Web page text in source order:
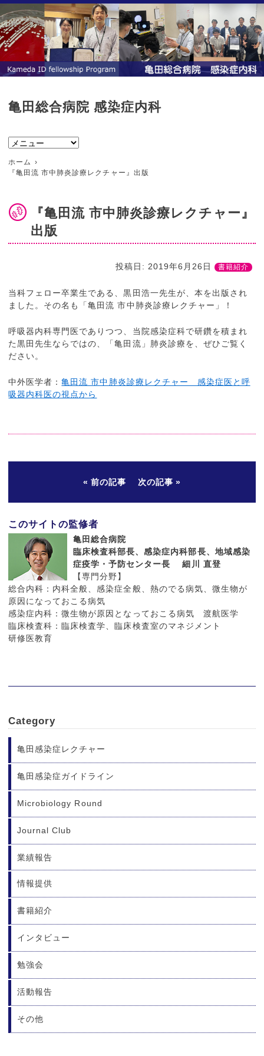
亀田総合病院 感染症内科
ホーム
『亀田流 市中肺炎診療レクチャー』出版
『亀田流 市中肺炎診療レクチャー』
出版
投稿日:2019年6月26日 書籍紹介
当科フェロー卒業生である、黒田浩一先生が、本を出版され
ました。その名も「亀田流 市中肺炎診療レクチャー」！
呼吸器内科専門医でありつつ、当院感染症科で研鑽を積まれ
た黒田先生ならではの、「亀田流」肺炎診療を、ぜひご覧く
ださい。
中外医学者：亀田流 市中肺炎診療レクチャー 感染症医と呼
吸器内科医の視点から
前の記事 次の記事
このサイトの監修者
亀田総合病院
臨床検査科部長、感染症内科部長、地域感染
症疫学・予防センター長 細川 直登
【専門分野】
総合内科：内科全般、感染症全般、熱のでる病気、微生物が
原因になっておこる病気
感染症内科：微生物が原因となっておこる病気 渡航医学
臨床検査科：臨床検査学、臨床検査室のマネジメント
研修医教育
Category
亀田感染症レクチャー
亀田感染症ガイドライン
Microbiology Round
Journal Club
業績報告
情報提供
書籍紹介
インタビュー
勉強会
活動報告
その他